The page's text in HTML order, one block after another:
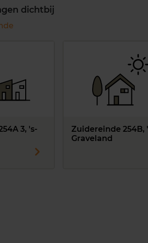
dichtbij
3, 's-
Zuidereinde 254B,
Graveland